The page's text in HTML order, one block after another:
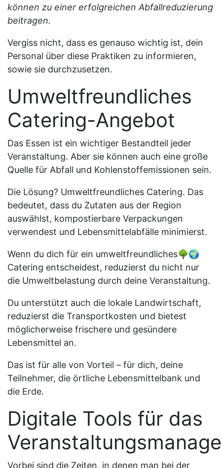
können zu einer erfolgreichen Abfallreduzierung
beitragen.
Vergiss nicht, dass es genauso wichtig ist, dein
Personal über diese Praktiken zu informieren,
sowie sie durchzusetzen.
Umweltfreundliches
Catering-Angebot
Das Essen ist ein wichtiger Bestandteil jeder
Veranstaltung. Aber sie können auch eine große
Quelle für Abfall und Kohlenstoffemissionen sein.
Die Lösung? Umweltfreundliches Catering. Das
bedeutet, dass du Zutaten aus der Region
auswählst, kompostierbare Verpackungen
verwendest und Lebensmittelabfälle minimierst.
Wenn du dich für ein umweltfreundliches🌳🌍
Catering entscheidest, reduzierst du nicht nur
die Umweltbelastung durch deine Veranstaltung.
Du unterstützt auch die lokale Landwirtschaft,
reduzierst die Transportkosten und bietest
möglicherweise frischere und gesündere
Lebensmittel an.
Das ist für alle von Vorteil – für dich, deine
Teilnehmer, die örtliche Lebensmittelbank und
die Erde.
Digitale Tools für das
Vorbei sind die Zeiten, in denen man bei der